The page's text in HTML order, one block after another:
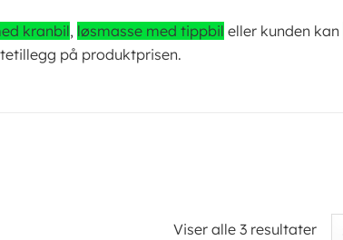
kranbil, løsmasse med tippbil eller kunden kan
på produktprisen.
Viser alle 3 resultater